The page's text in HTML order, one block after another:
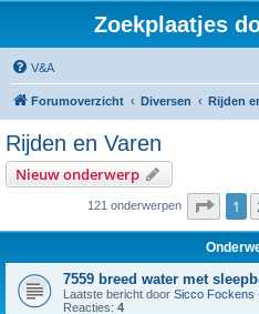
Zoekplaatjes
V&A
Forumoverzicht Diversen Rijden
Rijden en Varen
Nieuw onderwerp
121 onderwerpen 1
7559 breed water met
Laatste bericht door Sicco Fockens
Reacties: 4